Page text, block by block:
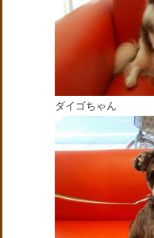
ダイゴちゃん